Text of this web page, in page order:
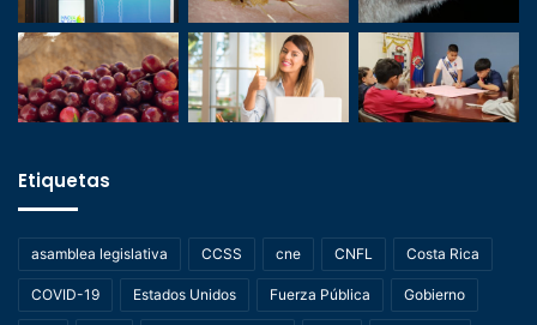
Etiquetas
asamblea legislativa CCSS cne CNFL Costa Rica
COVID-19 Estados Unidos Fuerza Pública Gobierno